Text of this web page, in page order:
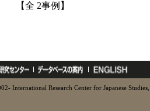
【全 2事例】
International Research Center for Japanese